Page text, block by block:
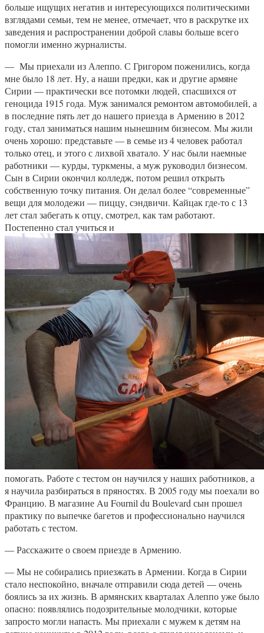
больше ищущих негатив и интересующихся политическими
взглядами семьи, тем не менее, отмечает, что в раскрутке их
заведения и распространении доброй славы больше всего
помогли именно журналисты.
— Мы приехали из Алеппо. С Григором поженились, когда
мне было 18 лет. Ну, а наши предки, как и другие армяне
Сирии — практически все потомки людей, спасшихся от
геноцида 1915 года. Муж занимался ремонтом автомобилей, а
в последние пять лет до нашего приезда в Армению в 2012
году, стал заниматься нашим нынешним бизнесом. Мы жили
очень хорошо: представьте — в семье из 4 человек работал
только отец, и этого с лихвой хватало. У нас были наемные
работники — курды, туркмены, а муж руководил бизнесом.
Сын в Сирии окончил колледж, потом решил открыть
собственную точку питания. Он делал более “современные”
вещи для молодежи — пиццу, сэндвичи. Кайцак где-то с 13
лет стал забегать к отцу, смотрел, как там работают.
Постепенно стал учиться и
помогать. Работе с тестом он научился у наших работников, а
я научила разбираться в пряностях. В 2005 году мы поехали во
Францию. В магазине Au Fournil du Boulevard сын прошел
практику по выпечке багетов и профессионально научился
работать с тестом.
— Расскажите о своем приезде в Армению.
— Мы не собирались приезжать в Армении. Когда в Сирии
стало неспокойно, вначале отправили сюда детей — очень
боялись за их жизнь. В армянских кварталах Алеппо уже было
опасно: появлялись подозрительные молодчики, которые
запросто могли напасть. Мы приехали с мужем к детям на